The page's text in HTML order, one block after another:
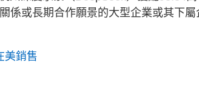
係或長期合作願景的大型企業或其下屬
美銷售